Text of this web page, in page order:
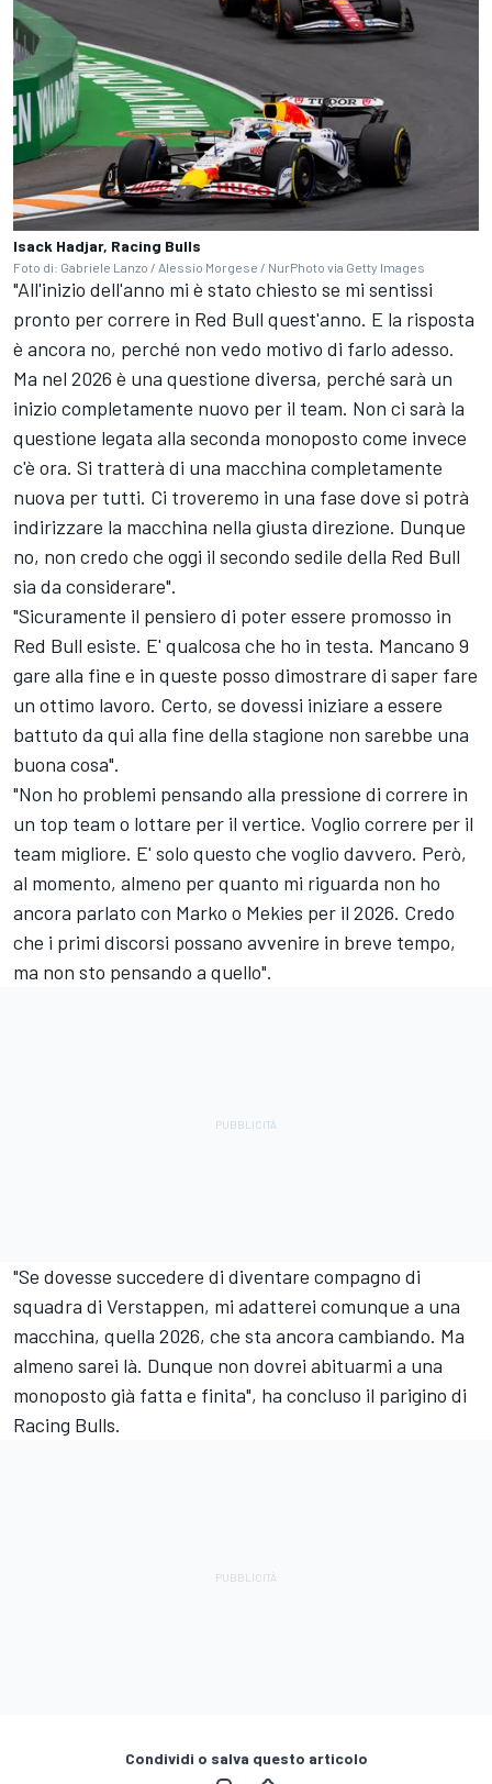
Isack Hadjar, Racing Bulls
Foto di: Gabriele Lanzo / Alessio Morgese / NurPhoto via Getty Images
"All'inizio dell'anno mi è stato chiesto se mi sentissi
pronto per correre in Red Bull quest'anno. E la risposta
è ancora no, perché non vedo motivo di farlo adesso.
Ma nel 2026 è una questione diversa, perché sarà un
inizio completamente nuovo per il team. Non ci sarà la
questione legata alla seconda monoposto come invece
c'è ora. Si tratterà di una macchina completamente
nuova per tutti. Ci troveremo in una fase dove si potrà
indirizzare la macchina nella giusta direzione. Dunque
no, non credo che oggi il secondo sedile della Red Bull
sia da considerare".
"Sicuramente il pensiero di poter essere promosso in
Red Bull esiste. E' qualcosa che ho in testa. Mancano 9
gare alla fine e in queste posso dimostrare di saper fare
un ottimo lavoro. Certo, se dovessi iniziare a essere
battuto da qui alla fine della stagione non sarebbe una
buona cosa".
"Non ho problemi pensando alla pressione di correre in
un top team o lottare per il vertice. Voglio correre per il
team migliore. E' solo questo che voglio davvero. Però,
al momento, almeno per quanto mi riguarda non ho
ancora parlato con Marko o Mekies per il 2026. Credo
che i primi discorsi possano avvenire in breve tempo,
ma non sto pensando a quello".
"Se dovesse succedere di diventare compagno di
squadra di Verstappen, mi adatterei comunque a una
macchina, quella 2026, che sta ancora cambiando. Ma
almeno sarei là. Dunque non dovrei abituarmi a una
monoposto già fatta e finita", ha concluso il parigino di
Racing Bulls.
Condividi o salva questo articolo